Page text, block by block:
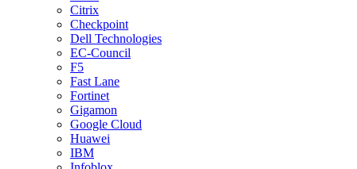
Citrix
Checkpoint
Dell Technologies
EC-Council
F5
Fast Lane
Fortinet
Gigamon
Google Cloud
Huawei
IBM